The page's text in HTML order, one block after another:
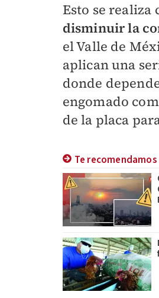
Esto se realiza
disminuir la
el Valle de
aplican una
donde
engomado
de la placa
Te recomendamos